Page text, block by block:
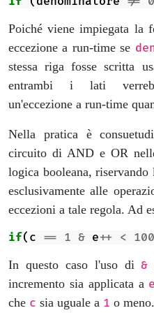
Poiché viene impiegata la
eccezione a run-time se
stessa riga fosse scritta
entrambi i lati
un'eccezione a run-time
Nella pratica è
circuito di AND e OR
logica booleana,
esclusivamente alle
eccezioni a tale regola. Ad
if( c == 1 & e++ < 100
In questo caso l'uso di&
incremento sia applicata a e
che c sia uguale a 1 o meno.